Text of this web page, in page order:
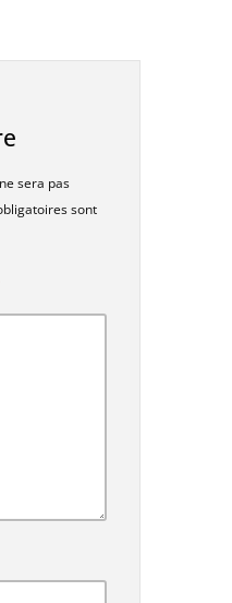
sera pas
sont